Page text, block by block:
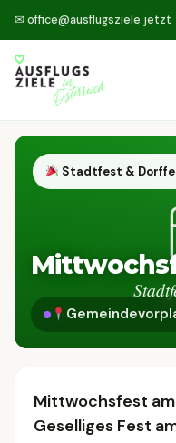
✉ office@ausflugsziele.jetzt
Stadtfest &
Mittwochsfest am
Geselliges Fest